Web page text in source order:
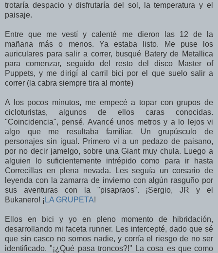
trotaría despacio y disfrutaría del sol, la temperatura y el
paisaje.
Entre que me vestí y calenté me dieron las 12 de la
mañana más o menos. Ya estaba listo. Me puse los
auriculares para salir a correr, busqué Batery de Metallica
para comenzar, seguido del resto del disco Master of
Puppets, y me dirigí al carril bici por el que suelo salir a
correr (la cabra siempre tira al monte)
A los pocos minutos, me empecé a topar con grupos de
cicloturistas, algunos de ellos caras conocidas.
"Coincidencia", pensé. Avancé unos metros y a lo lejos vi
algo que me resultaba familiar. Un grupúsculo de
personajes sin igual. Primero vi a un pedazo de paisano,
por no decir jamelgo, sobre una Giant muy chula. Luego a
alguien lo suficientemente intrépido como para ir hasta
Correcillas en plena nevada. Les seguía un corsario de
leyenda con la zamarra de invierno con algún rasguño por
sus aventuras con la "pisapraos". ¡Sergio, JR y el
Bukanero! ¡ LA GRUPETA!
Ellos en bici y yo en pleno momento de hibridación,
desarrollando mi faceta runner. Les intercepté, dado que sé
que sin casco no somos nadie, y corría el riesgo de no ser
identificado. "¡¿Qué pasa troncos?!" La cosa es que como